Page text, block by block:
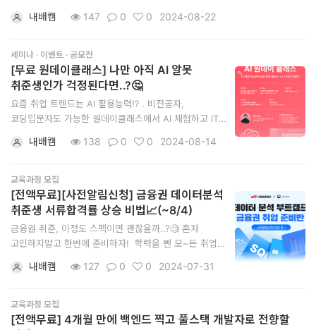
언
이
야
기
·
홍
보
돋보이는 포트폴리오 완성! [🚀] 내일배움캠프와 AI 개발자로 새로
내배캠 147 0 0 2024-08-22
세미나 · 이벤트 · 공모전
[무료 원데이클래스] 나만 아직 AI 알못
취준생인가 걱정된다면..?🤔
요즘 취업 트렌드는 AI 활용능력⁉ . 비전공자,
코딩입문자도 가능한 원데이클래스에서 AI 체험하고 IT
취업준비생을 위한 [무료 AI 원데이클래스] 단 하루만에
컨설팅까지..!!👨‍🎓 . ✅교육일시(택1) : 8/21(수) OR
8/28(수) 오후 6
내배캠 138 0 0 2024-08-14
교육과정 모집
[전액무료][사전알림신청] 금융권 데이터분석
취준생 서류합격률 상승 비법📈(~8/4)
금융권 취준, 이정도 스펙이면 괜찮을까..?🧐 혼자
고민하지말고 한번에 준비하자! ​ 학력을 뺀 모~든 취업
무료 수강하고 블라인드 채용 경쟁력 확보하기!! ​ [📊]
[👨‍🏫] 이력서 특강, 1:1 모의 면접, 시니어 멘토 세션
내배캠 127 0 0 2024-07-31
교육과정 모집
[전액무료] 4개월 만에 백엔드 찍고 풀스택 개발자로 전향할